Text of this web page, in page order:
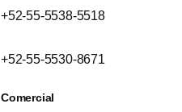
+52-55-5538-5518
+52-55-5530-8671
Comercial